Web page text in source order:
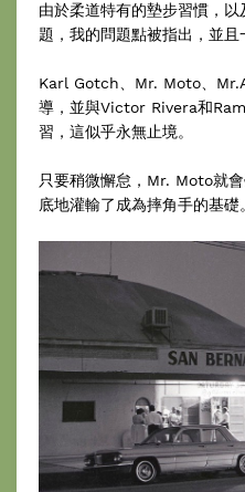
由於柔道特有的墊步習慣，
題，我的問題點被指出，並且
Karl Gotch、Mr. Moto、
導，並與Victor Rivera和
習，這似乎永無止境。
只要稍微懈怠，Mr. Moto就
底地灌輸了成為摔角手的基礎。